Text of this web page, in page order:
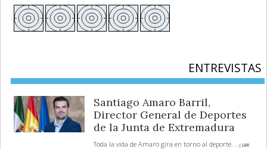
ENTREVISTAS
Santiago Amaro Barril,
Director General de Deportes
de la Junta de Extremadura
Toda la vida de Amaro gira en torno al deporte.
... [ LEER